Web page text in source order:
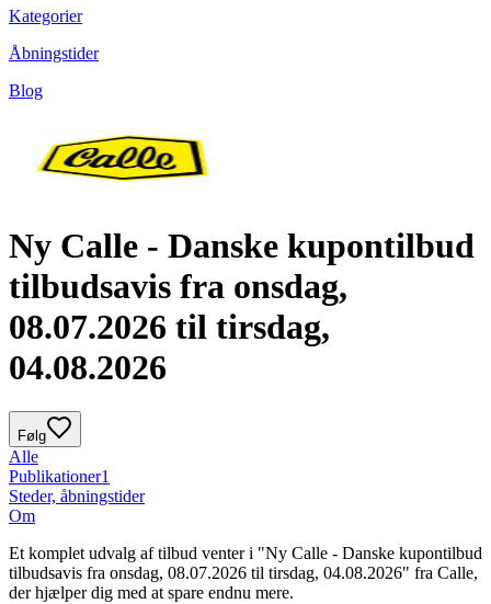
Kategorier
Åbningstider
Blog
Ny Calle - Danske kupontilbud
tilbudsavis fra onsdag,
08.07.2026 til tirsdag,
04.08.2026
Følg
Alle
Publikationer1
Steder, åbningstider
Om
Et komplet udvalg af tilbud venter i "Ny Calle - Danske kupontilbud
tilbudsavis fra onsdag, 08.07.2026 til tirsdag, 04.08.2026" fra Calle,
der hjælper dig med at spare endnu mere.